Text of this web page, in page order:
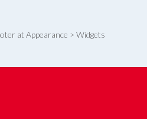
at Appearance > Widgets